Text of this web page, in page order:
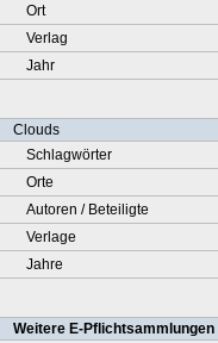
Ort
Verlag
Jahr
Clouds
Schlagwörter
Orte
Autoren / Beteiligte
Verlage
Jahre
Weitere E-Pflichtsammlungen